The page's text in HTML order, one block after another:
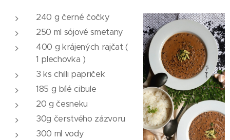
240 g černé čočky
250 ml sójové smetany
400 g krájených rajčat (
1 plechovka )
3 ks chilli papriček
185 g bílé cibule
20 g česneku
30g čerstvého zázvoru
300 ml vody